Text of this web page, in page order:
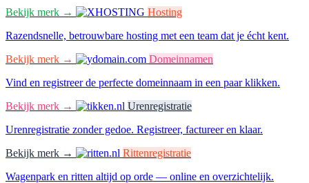
Bekijk merk →
Hosting
Razendsnelle, betrouwbare hosting met een team dat je écht kent.
Bekijk merk →
Domeinnamen
Vind en registreer de perfecte domeinnaam in een paar klikken.
Bekijk merk →
Urenregistratie
Urenregistratie zonder gedoe. Registreer, factureer en klaar.
Bekijk merk →
Rittenregistratie
Wagenpark en ritten altijd op orde — online en overzichtelijk.